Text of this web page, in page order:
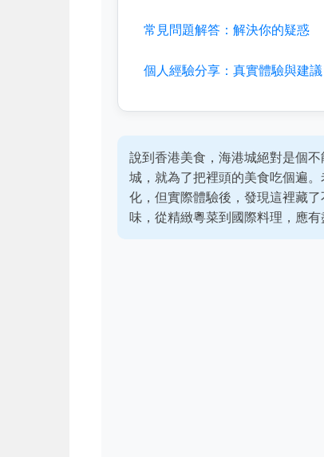
常見問題解答：解決你的疑惑
個人經驗分享：真實體驗與建議
說到香港美食，海港城絕對是個
城，就為了把裡頭的美食吃個遍
化，但實際體驗後，發現這裡藏
味，從精緻粵菜到國際料理，應有